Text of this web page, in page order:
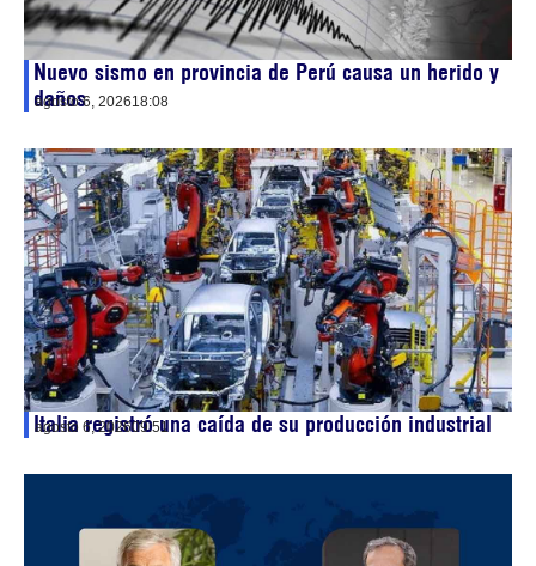
Nuevo sismo en provincia de Perú causa un herido y
daños
agosto 6, 202618:08
Italia registró una caída de su producción industrial
agosto 6, 202609:51